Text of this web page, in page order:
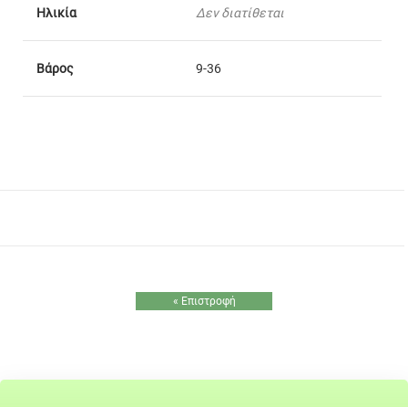
Ηλικία Δεν διατίθεται
Βάρος 9-36
« Επιστροφή